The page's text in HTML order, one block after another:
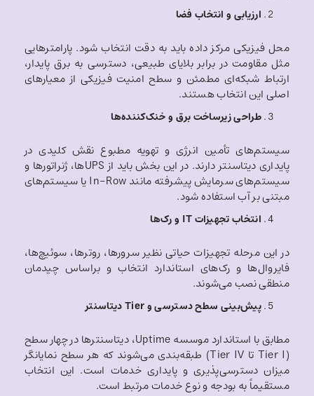
ارزیابی و انتخاب فضا
محل فیزیکی مرکز داده باید به دقت انتخاب شود. پارامترهایی
مثل مقاومت در برابر بلایای طبیعی، دسترسی به برق پایدار،
ارتباط شبکه‌ای مطمئن و سطح امنیت فیزیکی از معیارهای
اصلی این انتخاب هستند.
طراحی زیرساخت برق و خنک‌کننده‌ها
سیستم‌های تأمین انرژی و تهویه مطبوع نقش کلیدی در
پایداری دیتاسنتر دارند. در این بخش باید از UPSها، ژنراتورها و
سیستم‌های سرمایش پیشرفته مانند In-Row یا سیستم‌های
مبتنی بر آب استفاده شود.
انتخاب تجهیزات و رک‌ها
در این مرحله تجهیزات حیاتی نظیر سرورها، روترها، سوئیچ‌ها،
فایروال‌ها و رک‌های استاندارد انتخاب و براساس چیدمان
منطقی نصب می‌شوند.
پیش‌بینی سطح دسترسی و دیتاسنتر
مطابق با استاندارد موسسه Uptime، دیتاسنترها در چهار سطح
(Tier I تا Tier IV) طبقه‌بندی می‌شوند که هر سطح نمایانگر
میزان دسترسی‌پذیری و پایداری خدمات است. این انتخاب
مستقیماً به بودجه و نوع خدمات مرتبط است.